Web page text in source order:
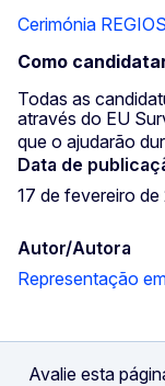
Cerimónia
Como
Todas as
através do EU
que o ajudarão
Data de
17 de fevereiro de
Autor/Autora
Representação
Avalie esta